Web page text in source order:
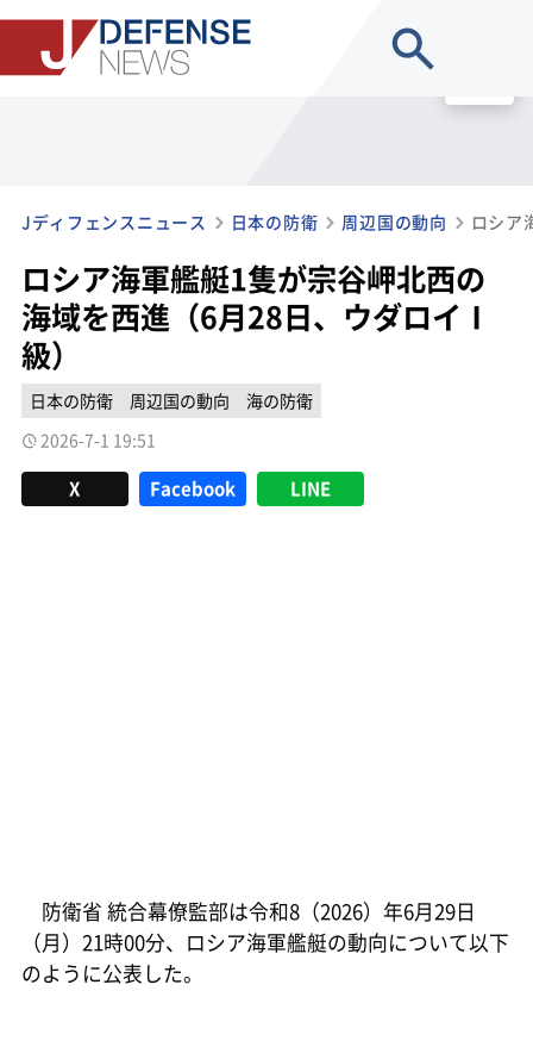
Jディフェンスニュース 日本の防衛 周辺国の動向
ロシア海軍艦艇1隻が宗谷岬北西の
海域を西進（6月28日、ウダロイⅠ
級）
日本の防衛 周辺国の動向
海の防衛
2026-7-1 19:51
X Facebook LINE
防衛省 統合幕僚監部は令和8（2026）年6月29日
（月）21時00分、ロシア海軍艦艇の動向について以下
のように公表した。